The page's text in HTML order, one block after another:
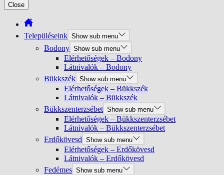
Close
Településeink Show sub menu
Bodony Show sub menu
Elérhetőségek – Bodony
Látnivalók – Bodony
Bükkszék Show sub menu
Elérhetőségek – Bükkszék
Látnivalók – Bükkszék
Bükkszenterzsébet Show sub menu
Elérhetőségek – Bükkszenterzsébet
Látnivalók – Bükkszenterzsébet
Erdőkövesd Show sub menu
Elérhetőségek – Erdőkövesd
Látnivalók – Erdőkövesd
Fedémes Show sub menu